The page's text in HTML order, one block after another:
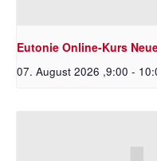
Eutonie Online-Kurs
07. August 2026 ,9:00 -